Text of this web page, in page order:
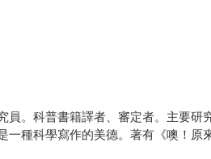
。科普書籍譯者、審定者。主要
種科學寫作的美德。著有《噢！